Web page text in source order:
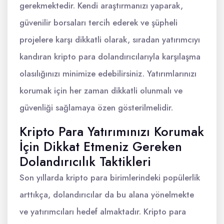
gerekmektedir. Kendi araştırmanızı yaparak,
güvenilir borsaları tercih ederek ve şüpheli
projelere karşı dikkatli olarak, sıradan yatırımcıyı
kandıran kripto para dolandırıcılarıyla karşılaşma
olasılığınızı minimize edebilirsiniz. Yatırımlarınızı
korumak için her zaman dikkatli olunmalı ve
güvenliği sağlamaya özen gösterilmelidir.
Kripto Para Yatırımınızı Korumak
İçin Dikkat Etmeniz Gereken
Dolandırıcılık Taktikleri
Son yıllarda kripto para birimlerindeki popülerlik
arttıkça, dolandırıcılar da bu alana yönelmekte
ve yatırımcıları hedef almaktadır. Kripto para